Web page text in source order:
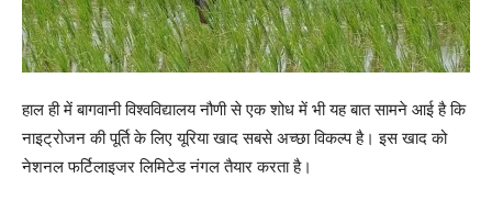
हाल ही में बागवानी विश्वविद्यालय नौणी से एक शोध में भी यह बात सामने आई है कि
नाइट्रोजन की पूर्ति के लिए यूरिया खाद सबसे अच्छा विकल्प है। इस खाद को
नेशनल फर्टिलाइजर लिमिटेड नंगल तैयार करता है।